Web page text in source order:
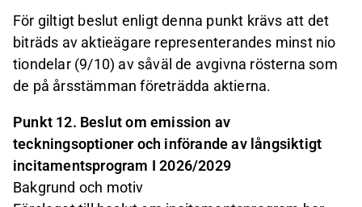
För giltigt beslut enligt denna punkt krävs att det
biträds av aktieägare representerandes minst nio
tiondelar (9/10) av såväl de avgivna rösterna som
de på årsstämman företrädda aktierna.
Punkt 12. Beslut om emission av
teckningsoptioner och införande av långsiktigt
incitamentsprogram I 2026/2029
Bakgrund och motiv